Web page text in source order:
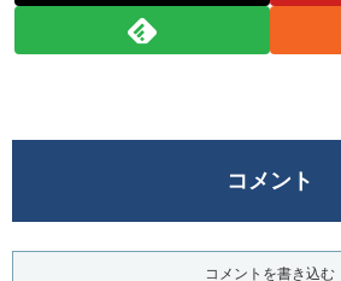
コメント
コメントを書き込む